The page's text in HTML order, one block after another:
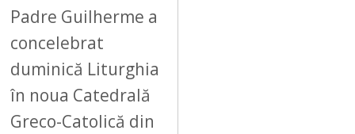
Padre Guilherme a
concelebrat
duminică Liturghia
în noua Catedrală
Greco-Catolică din